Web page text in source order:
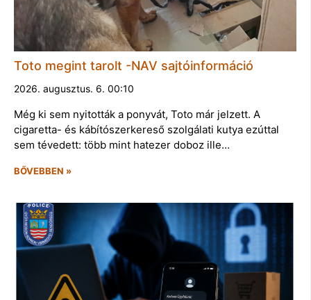
Toto megint tarolt -NAV sajtóinformáció
2026. augusztus. 6. 00:10
Még ki sem nyitották a ponyvát, Toto már jelzett. A
cigaretta- és kábítószerkereső szolgálati kutya ezúttal
sem tévedett: több mint hatezer doboz ille…
BŐVEBBEN »